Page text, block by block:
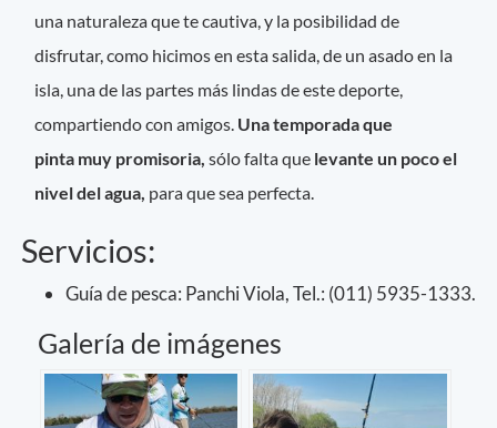
una naturaleza que te cautiva, y la posibilidad de
disfrutar, como hicimos en esta salida, de un asado en la
isla, una de las partes más lindas de este deporte,
compartiendo con amigos. Una temporada que
pinta muy promisoria, sólo falta que levante un poco el
nivel del agua, para que sea perfecta.
Servicios:
Guía de pesca: Panchi Viola, Tel.: (011) 5935-1333.
Galería de imágenes